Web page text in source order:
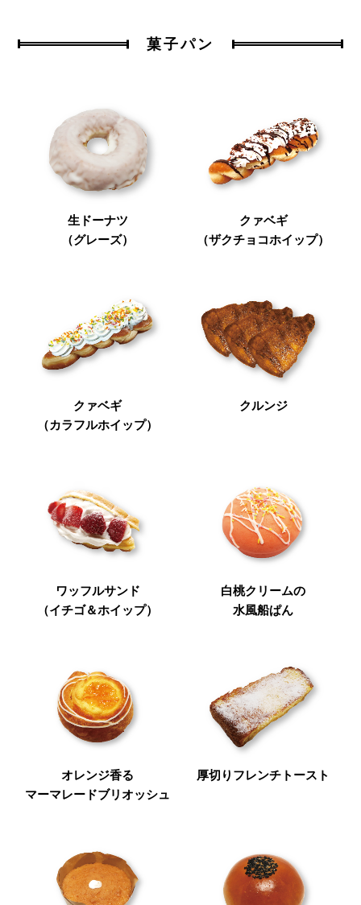
菓子パン
生ドーナツ
（グレーズ）
クァベギ
（ザクチョコホイップ）
クァベギ
（カラフルホイップ）
クルンジ
ワッフルサンド
（イチゴ＆ホイップ）
白桃クリームの
水風船ぱん
オレンジ香る
マーマレードブリオッシュ
厚切りフレンチトースト